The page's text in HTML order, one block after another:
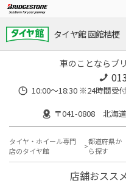
タイヤ館 函館桔梗
車のことならブ
10:00～18:30 ※24時間受
〒041-0808 北海
タイヤ・ホイール専門
店のタイヤ館
都道府県か
ら探す
店舗おスス